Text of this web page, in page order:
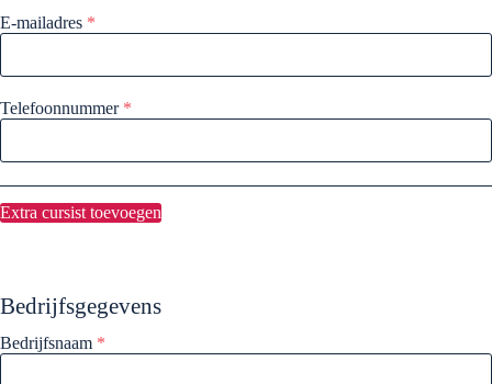
E-mailadres *
Telefoonnummer *
Extra cursist toevoegen
Bedrijfsgegevens
Bedrijfsnaam *